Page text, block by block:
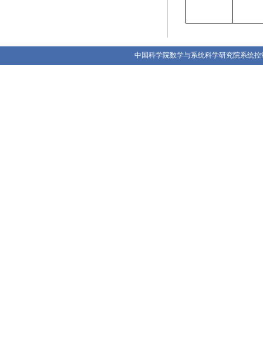
中国科学院数学与系统科学研究院系统